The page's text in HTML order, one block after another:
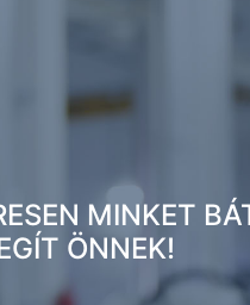
MINKET
ÖNNEK!